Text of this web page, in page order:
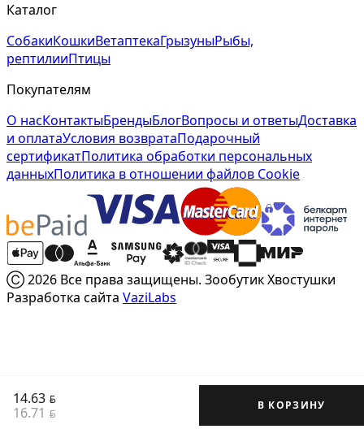
14.63 BYN
16.71 BYN
В КОРЗИНУ
Каталог
СобакиКошкиВетаптекаГрызуныРыбы,
рептилииПтицы
Покупателям
О насКонтактыБрендыБлогВопросы и ответыДоставка
и оплатаУсловия возвратаПодарочный
сертификатПолитика обработки персональных
данныхПолитика в отношении файлов Cookie
Ⓒ 2026 Все права защищены. Зообутик Хвостушки
Разработка сайта VaziLabs